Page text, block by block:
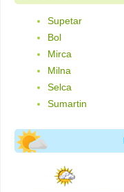
Supetar
Bol
Mirca
Milna
Selca
Sumartin